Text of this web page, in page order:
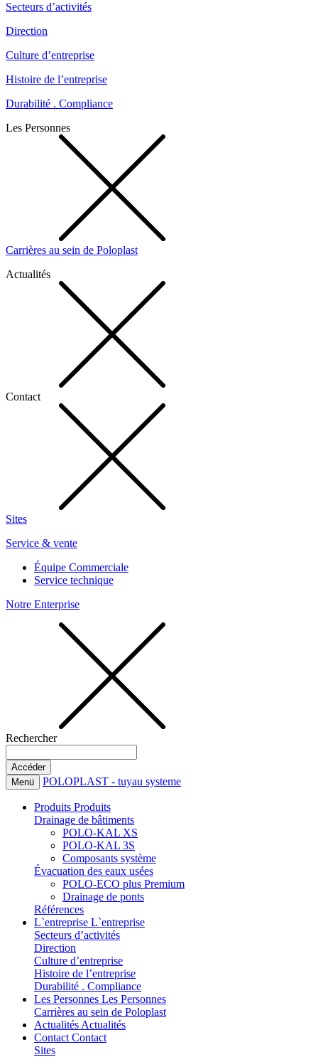
Secteurs d’activités
Direction
Culture d’entreprise
Histoire de l’entreprise
Durabilité . Compliance
Les Personnes
Carrières au sein de Poloplast
Actualités
Contact
Sites
Service & vente
Équipe Commerciale
Service technique
Notre Enterprise
Rechercher
Menü POLOPLAST - tuyau systeme
Produits Produits
Drainage de bâtiments
POLO-KAL XS
POLO-KAL 3S
Composants système
Évacuation des eaux usées
POLO-ECO plus Premium
Drainage de ponts
Références
L`entreprise L`entreprise
Secteurs d’activités
Direction
Culture d’entreprise
Histoire de l’entreprise
Durabilité . Compliance
Les Personnes Les Personnes
Carrières au sein de Poloplast
Actualités Actualités
Contact Contact
Sites